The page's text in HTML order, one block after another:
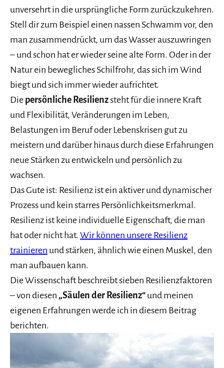
unversehrt in die ursprüngliche Form zurückzukehren.
Stell dir zum Beispiel einen nassen Schwamm vor, den
man zusammendrückt, um das Wasser auszuwringen
– und schon hat er wieder seine alte Form. Oder in der
Natur ein bewegliches Schilfrohr, das sich im Wind
biegt und sich immer wieder aufrichtet.
Die persönliche Resilienzsteht für die innere Kraft
und Flexibilität, Veränderungen im Leben,
Belastungen im Beruf oder Lebenskrisen gut zu
meistern und darüber hinaus durch diese Erfahrungen
neue Stärken zu entwickeln und persönlich zu
wachsen.
Das Gute ist: Resilienz ist ein aktiver und dynamischer
Prozess und kein starres Persönlichkeitsmerkmal.
Resilienz ist keine individuelle Eigenschaft, die man
hat oder nicht hat. Wir können unsere Resilienz
trainieren und stärken, ähnlich wie einen Muskel, den
man aufbauen kann.
Die Wissenschaft beschreibt sieben Resilienzfaktoren
– von diesen „Säulen der Resilienz“ und meinen
eigenen Erfahrungen werde ich in diesem Beitrag
berichten.